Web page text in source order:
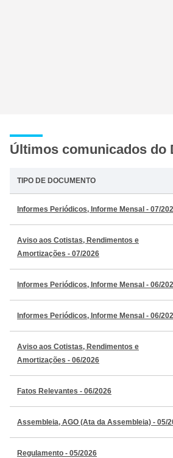
Últimos comunicados do
TIPO DE DOCUMENTO
Informes Periódicos, Informe Mensal - 07/
Aviso aos Cotistas, Rendimentos e
Amortizações - 07/2026
Informes Periódicos, Informe Mensal - 06/
Informes Periódicos, Informe Mensal - 06/
Aviso aos Cotistas, Rendimentos e
Amortizações - 06/2026
Fatos Relevantes - 06/2026
Assembleia, AGO (Ata da Assembleia) - 05/
Regulamento - 05/2026